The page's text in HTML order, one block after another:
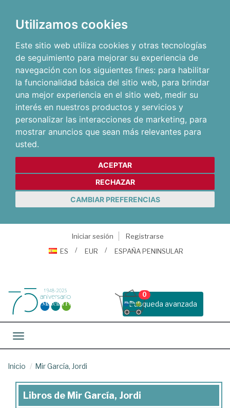
Utilizamos cookies
Este sitio web utiliza cookies y otras tecnologías
de seguimiento para mejorar su experiencia de
navegación con los siguientes fines: para habilitar
la funcionalidad básica del sitio web, para brindar
una mejor experiencia en el sitio web, medir su
interés en nuestros productos y servicios y
personalizar las interacciones de marketing, para
mostrar anuncios que sean más relevantes para
usted.
ACEPTAR
RECHAZAR
CAMBIAR PREFERENCIAS
Iniciar sesión
Registrarse
ES
EUR ESPAÑA PENINSULAR
Busqueda avanzada
0
Toggle navigation
Inicio Mir García, Jordi
Libros
Libros de Mir García, Jordi